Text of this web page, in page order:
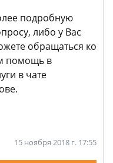
подробную
либо у Вас
обращаться ко
помощь в
в чате
15 ноября 2018 г. 17:55